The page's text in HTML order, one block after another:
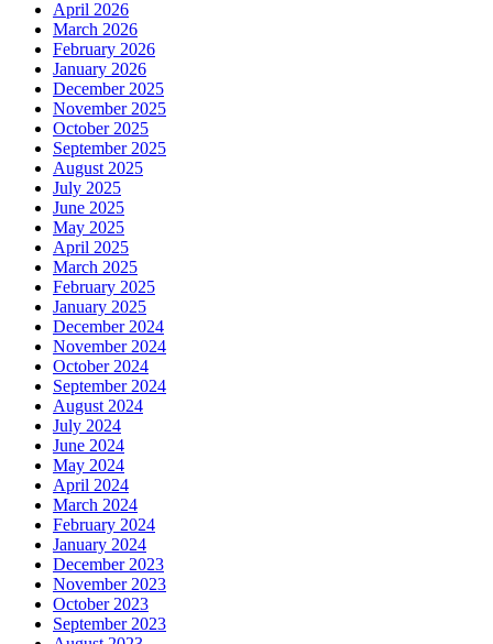
April 2026
March 2026
February 2026
January 2026
December 2025
November 2025
October 2025
September 2025
August 2025
July 2025
June 2025
May 2025
April 2025
March 2025
February 2025
January 2025
December 2024
November 2024
October 2024
September 2024
August 2024
July 2024
June 2024
May 2024
April 2024
March 2024
February 2024
January 2024
December 2023
November 2023
October 2023
September 2023